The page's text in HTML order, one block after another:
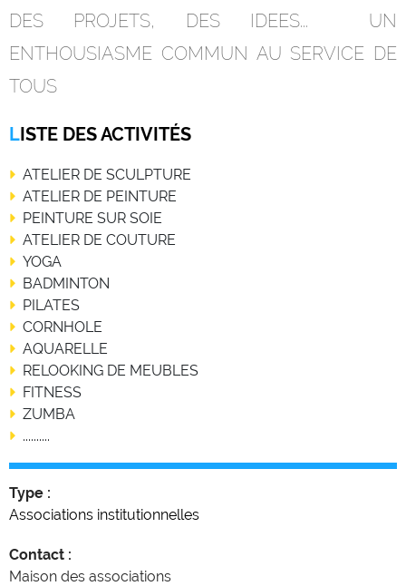
DES PROJETS, DES IDEES... UN
ENTHOUSIASME COMMUN AU SERVICE DE
TOUS
LISTE DES ACTIVITÉS
ATELIER DE SCULPTURE
ATELIER DE PEINTURE
PEINTURE SUR SOIE
ATELIER DE COUTURE
YOGA
BADMINTON
PILATES
CORNHOLE
AQUARELLE
RELOOKING DE MEUBLES
FITNESS
ZUMBA
..........
Type :
Associations institutionnelles
Contact :
Maison des associations